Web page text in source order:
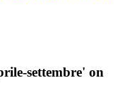
settembre' on